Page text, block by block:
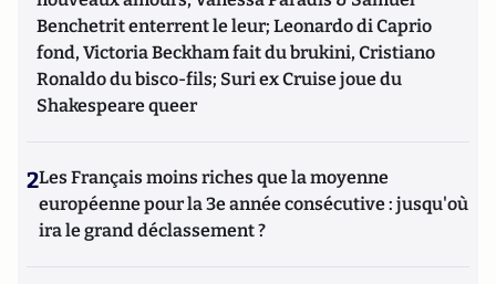
Benchetrit enterrent le leur; Leonardo di Caprio
fond, Victoria Beckham fait du brukini, Cristiano
Ronaldo du bisco-fils; Suri ex Cruise joue du
Shakespeare queer
2Les Français moins riches que la moyenne
européenne pour la 3e année consécutive : jusqu'où
ira le grand déclassement ?